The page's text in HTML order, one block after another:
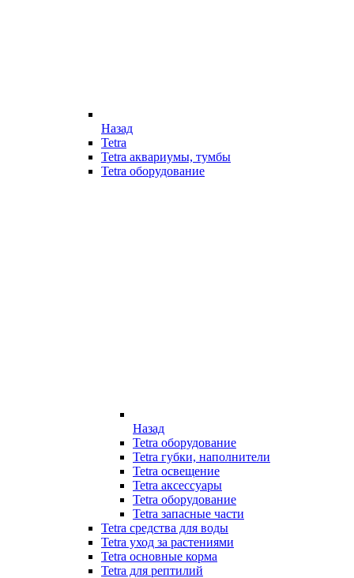
Назад
Tetra
Tetra аквариумы, тумбы
Tetra оборудование
Назад
Tetra оборудование
Tetra губки, наполнители
Tetra освещение
Tetra аксессуары
Tetra оборудование
Tetra запасные части
Tetra средства для воды
Tetra уход за растениями
Tetra основные корма
Tetra для рептилий